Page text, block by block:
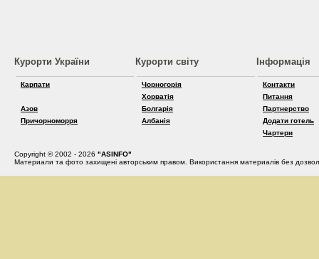
Курорти України
Карпати
Азов
Причорноморря
Курорти світу
Чорногорія
Хорватія
Болгарія
Албанія
Інформація
Контакти
Питання
Партнерство
Додати готель
Чартери
Copyright © 2002 - 2026 "ASINFO"
Материали та фото захищені авторським правом. Використання материалів без